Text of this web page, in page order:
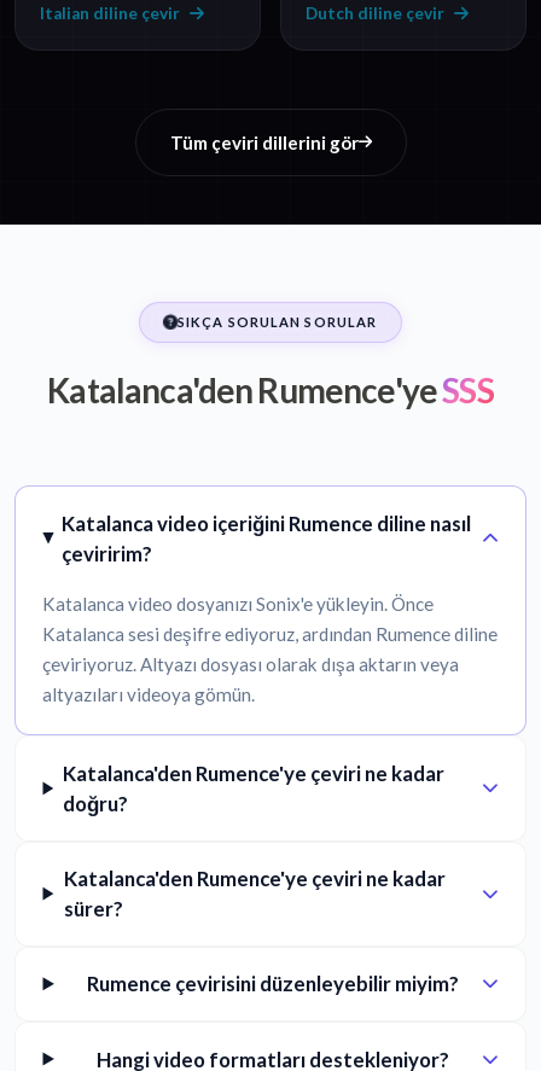
Italian diline çevir Dutch diline çevir
Tüm çeviri dillerini gör
SIKÇA SORULAN SORULAR
Katalanca'den Rumence'yeSSS
Katalanca video içeriğini Rumence diline nasıl
çeviririm?
Katalanca video dosyanızı Sonix'e yükleyin. Önce
Katalanca sesi deşifre ediyoruz, ardından Rumence diline
çeviriyoruz. Altyazı dosyası olarak dışa aktarın veya
altyazıları videoya gömün.
Katalanca'den Rumence'ye çeviri ne kadar
doğru?
Katalanca'den Rumence'ye çeviri ne kadar
sürer?
Rumence çevirisini düzenleyebilir miyim?
Hangi video formatları destekleniyor?